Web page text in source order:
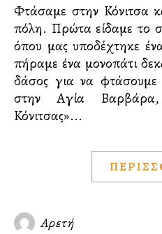
Φτάσαμε στην Κόνιτσα και περιηγηθήκαμε στην
πόλη. Πρώτα είδαμε το
όπου μας υποδέχτηκε
πήραμε ένα μονοπάτι
δάσος για να
στην Αγία
Κόνιτσας»...
Αρετή